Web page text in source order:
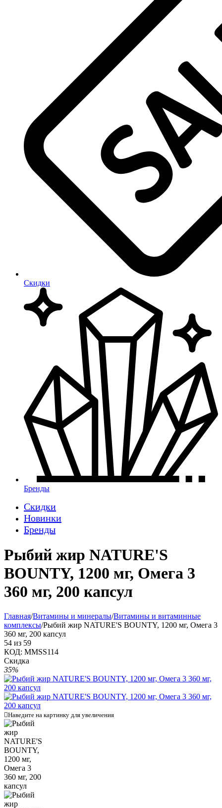
Скидки
Бренды
Скидки
Новинки
Бренды
Рыбий жир NATURE'S
BOUNTY, 1200 мг, Омега 3
360 мг, 200 капсул
Главная/Витамины и минералы/Витамины и витаминные
комплексы/Рыбий жир NATURE'S BOUNTY, 1200 мг, Омега 3
360 мг, 200 капсул
54 из 59
КОД: MMSS114
Скидка
35%
Наведите на картинку для увеличения